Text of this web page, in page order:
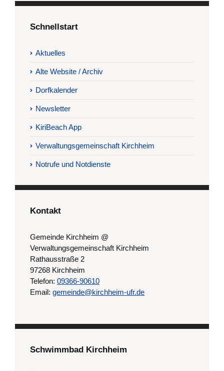
Schnellstart
Aktuelles
Alte Website / Archiv
Dorfkalender
Newsletter
KiriBeach App
Verwaltungsgemeinschaft Kirchheim
Notrufe und Notdienste
Kontakt
Gemeinde Kirchheim @
Verwaltungsgemeinschaft Kirchheim
Rathausstraße 2
97268 Kirchheim
Telefon: 09366-90610
Email: gemeinde@kirchheim-ufr.de
Schwimmbad Kirchheim